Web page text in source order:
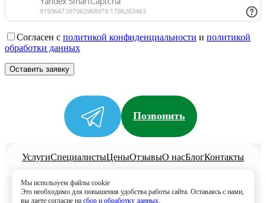
Согласен с политикой конфиденциальности и политикой
обработки данных
Мы используем файлы cookie
Это необходимо для повышения удобства работы сайта. Оставаясь с нами,
вы даете согласие на сбор и обработку данных.
Позвонить
УслугиСпециалистыЦеныОтзывыО насБлогКонтакты
Согласие на обработку